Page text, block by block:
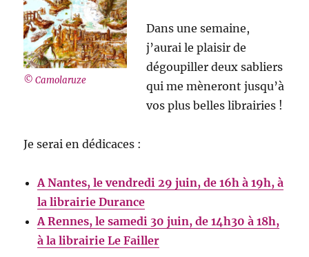
© Camolaruze
Dans une semaine,
j’aurai le plaisir de
dégoupiller deux sabliers
qui me mèneront jusqu’à
vos plus belles librairies !
Je serai en dédicaces :
A Nantes, le vendredi 29 juin, de 16h à 19h, à
la librairie Durance
A Rennes, le samedi 30 juin, de 14h30 à 18h,
à la librairie Le Failler